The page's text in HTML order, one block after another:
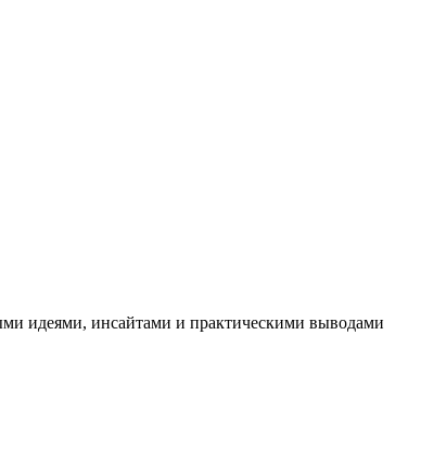
идеями, инсайтами и практическими выводами